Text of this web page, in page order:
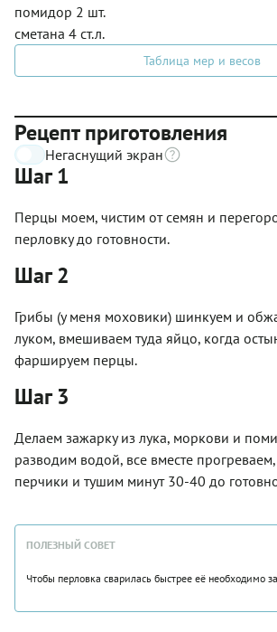
помидор 2 шт.
сметана 4 ст.л.
Таблица мер и весов
Рецепт приготовления
Негаснущий экран
Шаг 1
Перцы моем, чистим от семян и
перловку до готовности.
Шаг 2
Грибы (у меня моховики) шинкуем и
луком, вмешиваем туда яйцо, когда
фаршируем перцы.
Шаг 3
Делаем зажарку из лука, моркови и
разводим водой, все вместе
перчики и тушим минут 30-40 до
ПОЛЕЗНЫЙ СОВЕТ
Чтобы перловка сварилась быстрее её необходимо